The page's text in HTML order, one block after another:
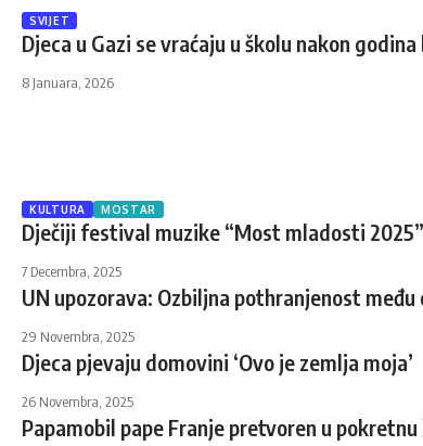
SVIJET
Djeca u Gazi se vraćaju u školu nakon
8 Januara, 2026
KULTURA MOSTAR
Dječiji festival muzike “Most mladosti
7 Decembra, 2025
UN upozorava: Ozbiljna pothranjenost među
29 Novembra, 2025
Djeca pjevaju domovini ‘Ovo je zemlja moja’
26 Novembra, 2025
Papamobil pape Franje pretvoren u